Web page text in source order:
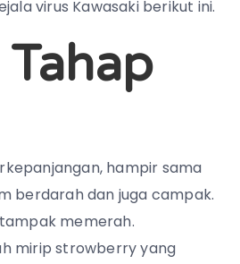
virus Kawasaki berikut ini.
hampir sama
berdarah dan juga campak.
memerah.
mirip strowberry yang